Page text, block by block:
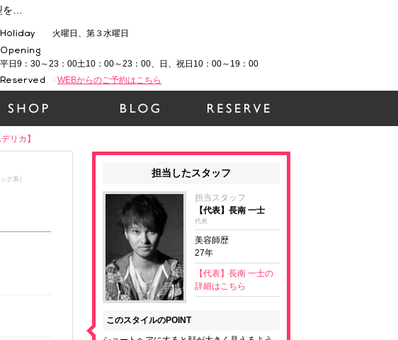
火曜日、第３水曜日
平日9：30～23：00土10：00～23：00、日、祝日10：00～19：00
WEBからのご予約はこちら
リカ】
ク系）
担当したスタッフ
担当スタッフ
【代表】長南 一士
代表
美容師歴
27年
【代表】長南 一士の
詳細はこちら
このスタイルのPOINT